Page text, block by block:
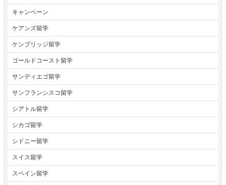
キャンペーン
ケアンズ留学
ケンブリッジ留学
ゴールドコースト留学
サンディエゴ留学
サンフランシスコ留学
シアトル留学
シカゴ留学
シドニー留学
スイス留学
スペイン留学